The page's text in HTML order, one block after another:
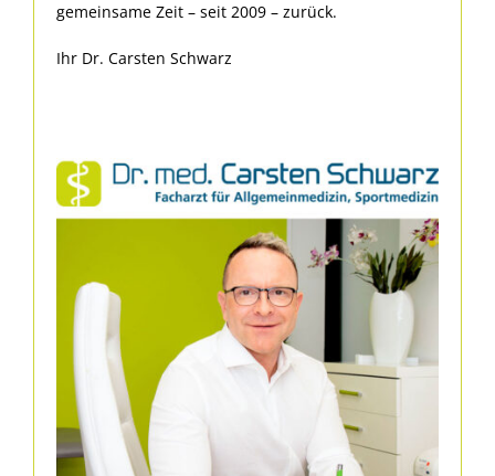
gemeinsame Zeit – seit 2009 – zurück.
Ihr Dr. Carsten Schwarz